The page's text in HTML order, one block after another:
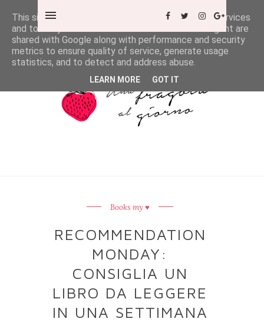
Books my ♥
RECOMMENDATION
MONDAY:
CONSIGLIA UN
LIBRO DA LEGGERE
IN UNA SETTIMANA
This site uses cookies from Google to deliver its services
and to analyze traffic. Your IP address and user-agent are
shared with Google along with performance and security
metrics to ensure quality of service, generate usage
statistics, and to detect and address abuse.
LEARN MORE GOT IT